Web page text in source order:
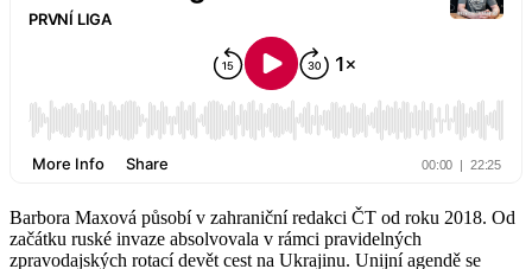
Barbora Maxová působí v zahraniční redakci ČT od roku 2018. Od
začátku ruské invaze absolvovala v rámci pravidelných
zpravodajských rotací devět cest na Ukrajinu. Unijní agendě se